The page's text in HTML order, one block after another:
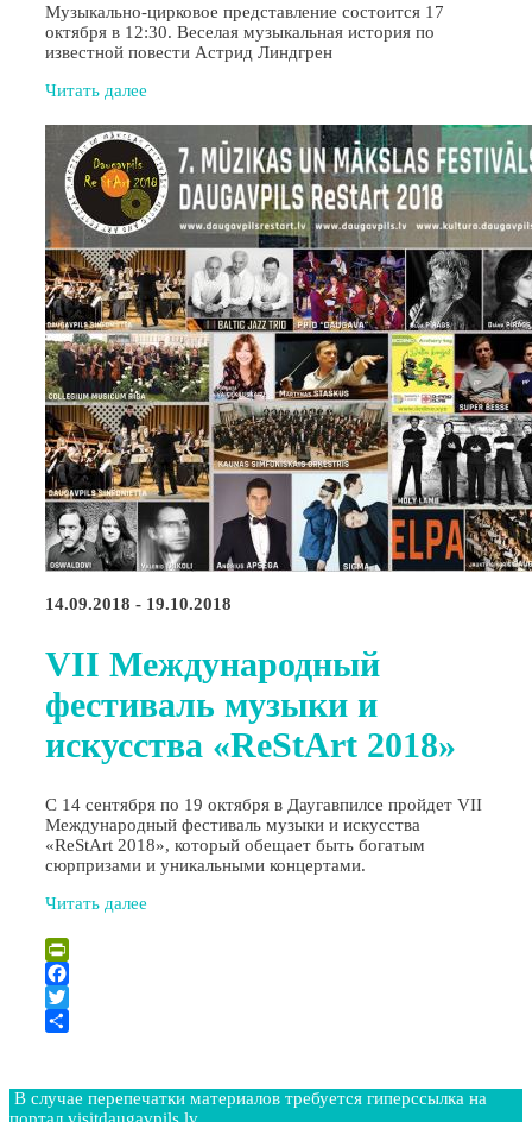
Музыкально-цирковое представление состоится 17
октября в 12:30. Веселая музыкальная история по
известной повести Астрид Линдгрен
Читать далее
14.09.2018 - 19.10.2018
VII Международный
фестиваль музыки и
искусства «ReStArt 2018»
С 14 сентября по 19 октября в Даугавпилсе пройдет VII
Международный фестиваль музыки и искусства
«ReStArt 2018», который обещает быть богатым
сюрпризами и уникальными концертами.
Читать далее
PrintFriendly
Facebook
Twitter
В случае перепечатки материалов требуется гиперссылка на
портал visitdaugavpils.lv.